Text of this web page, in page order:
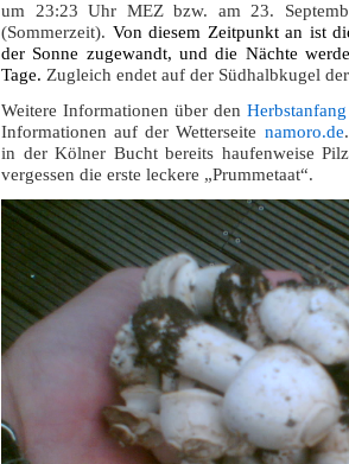
um 23:23 Uhr MEZ bzw. am 23.
(Sommerzeit). Von diesem Zeitpunkt an ist
der Sonne zugewandt, und die Nächte
Tage. Zugleich endet auf der Südhalbkugel
Weitere Informationen über den Herbstanfang
Informationen auf der Wetterseite namoro.de
in der Kölner Bucht bereits haufenweise
vergessen die erste leckere „Prummetaat“.